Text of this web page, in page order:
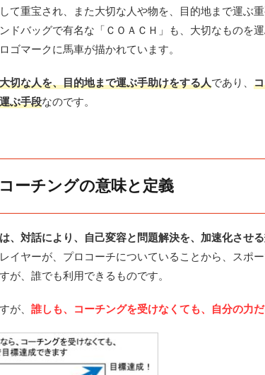
て重宝され、また大切な人や物を、目的地まで運ぶ
ドバッグで有名な「ＣＯＡＣＨ」も、大切なものを
ゴマークに馬車が描かれています。
切な人を、目的地まで運ぶ手助けをする人であり、
ぶ手段なのです。
ーチングの意味と定義
、対話により、自己変容と問題解決を、加速化させる
イヤーが、プロコーチについていることから、スポ
が、誰でも利用できるものです。
が、 誰しも、コーチングを受けなくても、自分の力